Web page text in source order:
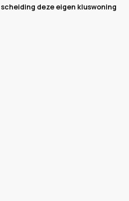
deze eigen kluswoning